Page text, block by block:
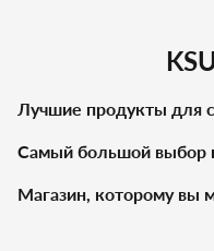
Лучшие продукты для
Самый большой выбор
Магазин, которому вы